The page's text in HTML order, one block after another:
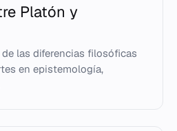
Platón y
las diferencias filosóficas
en epistemología,